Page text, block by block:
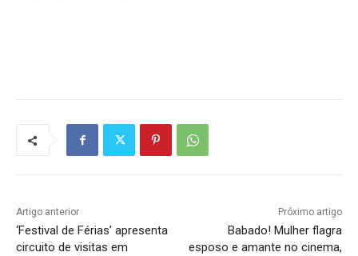
Artigo anterior
‘Festival de Férias’ apresenta
circuito de visitas em
Próximo artigo
Babado! Mulher flagra
esposo e amante no cinema,